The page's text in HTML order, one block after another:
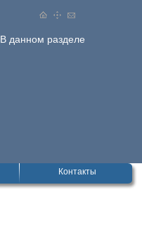
В данном разделе
Контакты